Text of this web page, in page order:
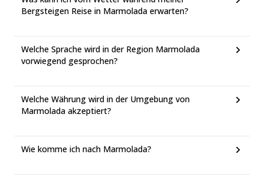
Bergsteigen Reise in Marmolada erwarten?
Welche Sprache wird in der Region Marmolada
vorwiegend gesprochen?
Welche Währung wird in der Umgebung von
Marmolada akzeptiert?
Wie komme ich nach Marmolada?